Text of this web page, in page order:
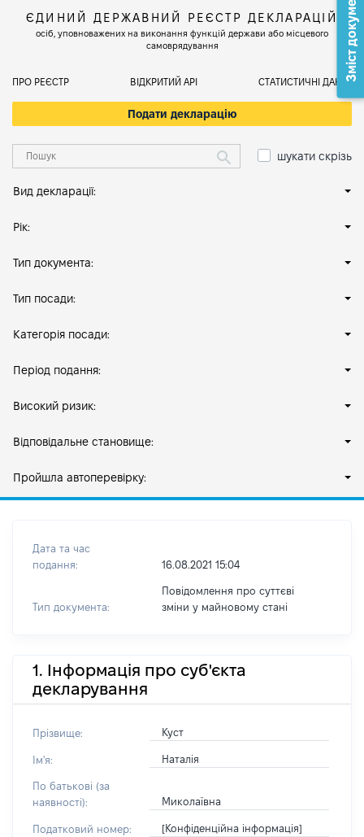
ЄДИНИЙ ДЕРЖАВНИЙ РЕЄСТР ДЕКЛАРАЦІЙ
осіб, уповноважених на виконання функцій держави або місцевого
самоврядування
ПРО РЕЄСТР ВІДКРИТИЙ АРІ СТАТИСТИЧНІ ДАНІ
Подати декларацію
шукати скрізь
Вид декларації:
Рік:
Тип документа:
Тип посади:
Категорія посади:
Період подання:
Високий ризик:
Відповідальне становище:
Пройшла автоперевірку:
Дата та час
подання:
16.08.2021 15:04
Тип документа:
Повідомлення про суттєві
зміни y майновому стані
1. Інформація про суб'єкта
декларування
Прізвище: Куст
Ім'я: Наталія
По батькові (за
наявності):
Миколаївна
Податковий номер: [Конфіденційна інформація]
Зміст документа